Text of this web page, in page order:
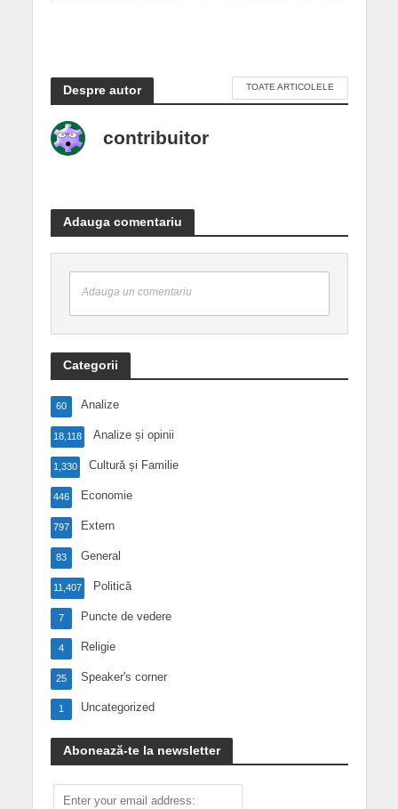
Despre autor TOATE ARTICOLELE
contribuitor
Adauga comentariu
Adauga un comentariu
Categorii
Analize
60
Analize și opinii
18,118
Cultură și Familie
1,330
Economie
446
Extern
797
General
83
Politică
11,407
Puncte de vedere
7
Religie
4
Speaker's corner
25
Uncategorized
1
Abonează-te la newsletter